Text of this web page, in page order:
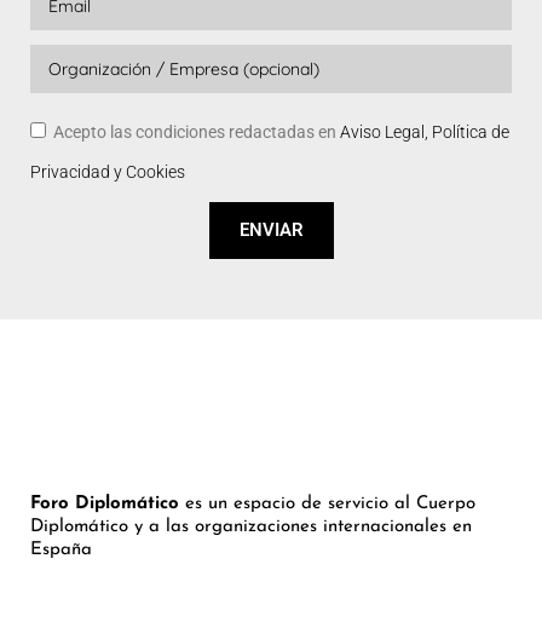
Acepto las condiciones redactadas en Aviso Legal, Política de
Privacidad y Cookies
ENVIAR
Foro Diplomático es un espacio de servicio al Cuerpo
Diplomático y a las organizaciones internacionales en
España